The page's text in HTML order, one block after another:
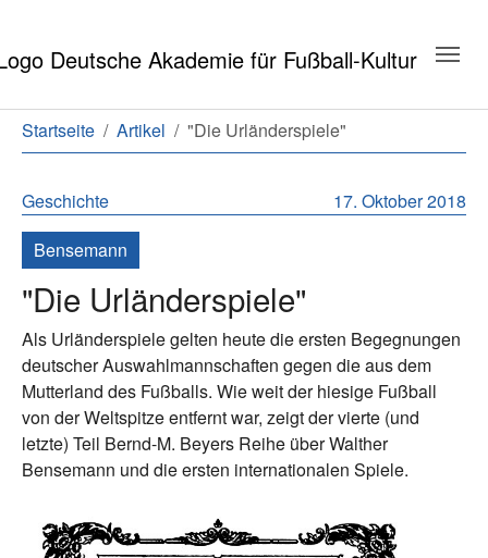
Sie sind hier:
Startseite Artikel "Die Urländerspiele"
17. Oktober 2018
Geschichte
Bensemann
"Die Urländerspiele"
Als Urländerspiele gelten heute die ersten Begegnungen
deutscher Auswahlmannschaften gegen die aus dem
Mutterland des Fußballs. Wie weit der hiesige Fußball
von der Weltspitze entfernt war, zeigt der vierte (und
letzte) Teil Bernd-M. Beyers Reihe über Walther
Bensemann und die ersten internationalen Spiele.